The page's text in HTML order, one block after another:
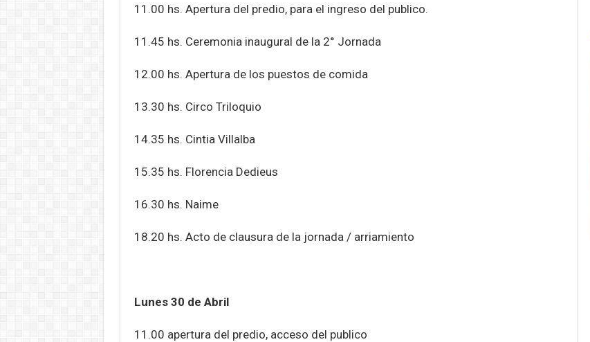
11.00 hs. Apertura del predio, para el ingreso del publico.
11.45 hs. Ceremonia inaugural de la 2° Jornada
12.00 hs. Apertura de los puestos de comida
13.30 hs. Circo Triloquio
14.35 hs. Cintia Villalba
15.35 hs. Florencia Dedieus
16.30 hs. Naime
18.20 hs. Acto de clausura de la jornada / arriamiento
Lunes 30 de Abril
11.00 apertura del predio, acceso del publico